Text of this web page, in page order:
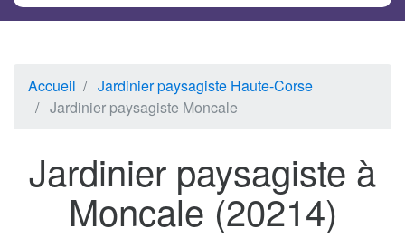
Accueil
Jardinier paysagiste Haute-Corse
Jardinier paysagiste Moncale
Jardinier paysagiste à
Moncale (20214)